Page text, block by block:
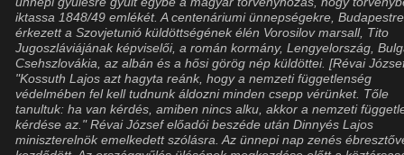
iktassa 1848/49 emlékét. A centenáriumi ünnepségekre, Budapestre
érkezett a Szovjetunió küldöttségének élén Vorosilov marsall, Tito
Jugoszláviájának képviselői, a román kormány, Lengyelország,
Csehszlovákia, az albán és a hősi görög nép küldöttei. [Révai
"Kossuth Lajos azt hagyta reánk, hogy a nemzeti függetlenség
védelmében fel kell tudnunk áldozni minden csepp vérünket. Tőle
tanultuk: ha van kérdés, amiben nincs alku, akkor a nemzeti
kérdése az." Révai József előadói beszéde után Dinnyés Lajos
miniszterelnök emelkedett szólásra. Az ünnepi nap zenés